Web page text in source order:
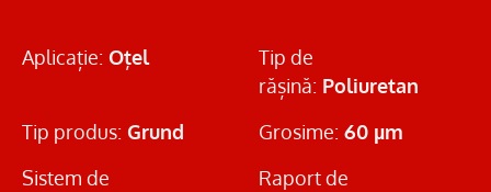
Aplicație: Oțel
Tip de
rășină: Poliuretan
Tip produs: Grund Grosime: 60 µm
Sistem de
Raport de